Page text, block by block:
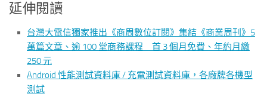
延伸閱讀
台灣大電信獨家推出《商周數位訂閱》集結《商業周刊》5
萬篇文章、逾 100 堂商務課程 首 3 個月免費、年約月繳
250 元
Android 性能測試資料庫 / 充電測試資料庫，各廠牌各機型
測試